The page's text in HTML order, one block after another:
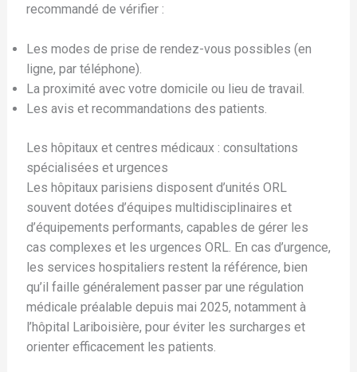
recommandé de vérifier :
Les modes de prise de rendez-vous possibles (en
ligne, par téléphone).
La proximité avec votre domicile ou lieu de travail.
Les avis et recommandations des patients.
Les hôpitaux et centres médicaux : consultations
spécialisées et urgences
Les hôpitaux parisiens disposent d’unités ORL
souvent dotées d’équipes multidisciplinaires et
d’équipements performants, capables de gérer les
cas complexes et les urgences ORL. En cas d’urgence,
les services hospitaliers restent la référence, bien
qu’il faille généralement passer par une régulation
médicale préalable depuis mai 2025, notamment à
l’hôpital Lariboisière, pour éviter les surcharges et
orienter efficacement les patients.